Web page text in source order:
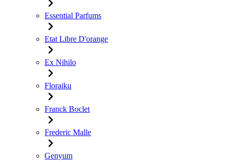
Essential Parfums
Etat Libre D'orange
Ex Nihilo
Floraiku
Franck Boclet
Frederic Malle
Genyum